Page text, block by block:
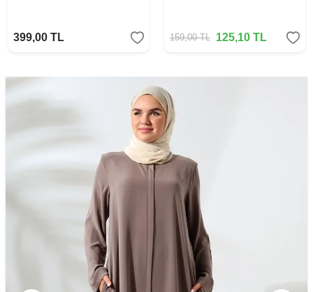
399,00 TL 159,00TL 125,10TL